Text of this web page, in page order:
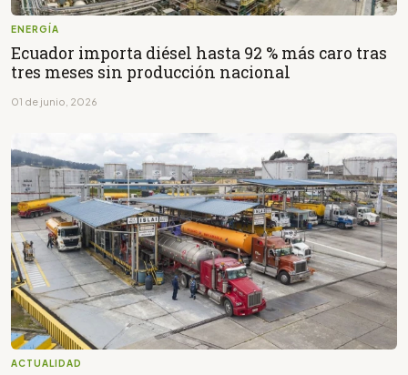
ENERGÍA
Ecuador importa diésel hasta 92 % más caro tras
tres meses sin producción nacional
01 de junio, 2026
ACTUALIDAD